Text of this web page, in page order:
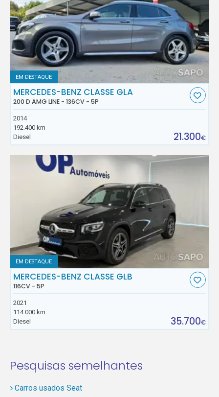
EM DESTAQUE
MERCEDES-BENZ CLASSE GLA
200 D AMG LINE - 136CV - 5P
2014
192.400 km
Diesel
21.300€
EM DESTAQUE
MERCEDES-BENZ CLASSE GLB
116CV - 5P
2021
114.000 km
Diesel
35.700€
Pesquisas semelhantes
Carros usados Seat